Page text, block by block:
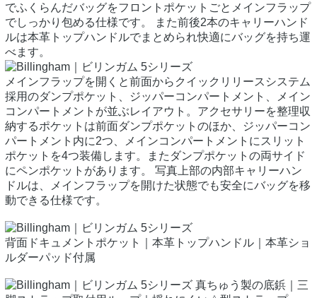
でふくらんだバッグをフロントポケットごとメインフラップ
でしっかり包める仕様です。 また前後2本のキャリーハンド
ルは本革トップハンドルでまとめられ快適にバッグを持ち運
べます。
メインフラップを開くと前面からクイックリリースシステム
採用のダンプポケット、ジッパーコンパートメント、メイン
コンパートメントが並ぶレイアウト。アクセサリーを整理収
納するポケットは前面ダンプポケットのほか、ジッパーコン
パートメント内に2つ、メインコンパートメントにスリット
ポケットを4つ装備します。またダンプポケットの両サイド
にペンポケットがあります。 写真上部の内部キャリーハン
ドルは、メインフラップを開けた状態でも安全にバッグを移
動できる仕様です。
背面ドキュメントポケット｜本革トップハンドル｜本革ショ
ルダーパッド付属
真ちゅう製の底鋲｜三